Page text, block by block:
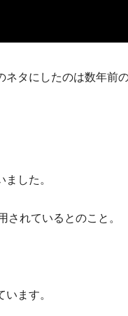
ネタにしたのは数年前
した。
れているとのこと。
ます。